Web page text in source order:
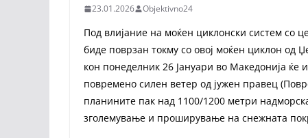
23.01.2026 Objektivno24
Под влијание на моќен циклонски систем со
биде поврзан токму со овој моќен циклон од
кон понеделник 26 Јануари во Македонија
повремено силен ветер од јужен правец
планините пак над 1100/1200 метри
зголемување и проширување на снежната